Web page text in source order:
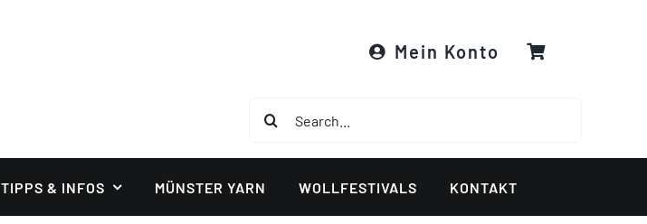
Mein Konto
TIPPS & INFOS MÜNSTER YARN WOLLFESTIVALS KONTAKT